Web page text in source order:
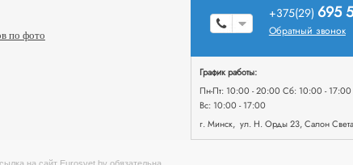
по фото
+375(29) 695
Обратный звонок
График работы:
Пн-Пт: 10:00 - 20:00 Сб: 10:00 - 17:00
Вс: 10:00 - 17:00
г. Минск, ул. Н. Орды 23, Салон Света